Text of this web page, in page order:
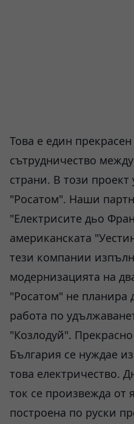
Това е един
сътрудничество
страни. В този проект
"Росатом". Наши
"Електрисите дьо
американската
тези компании
модернизацията на
"Росатом" не планира
работа по
"Козлодуй".
България се нуждае
това електричество.
ток се произвежда от
построена по руски